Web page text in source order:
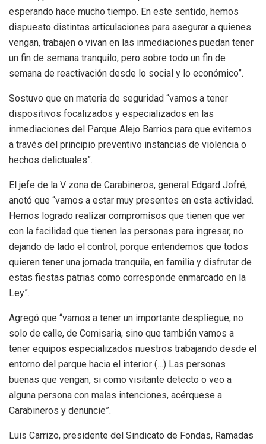
esperando hace mucho tiempo. En este sentido, hemos
dispuesto distintas articulaciones para asegurar a quienes
vengan, trabajen o vivan en las inmediaciones puedan tener
un fin de semana tranquilo, pero sobre todo un fin de
semana de reactivación desde lo social y lo económico”.
Sostuvo que en materia de seguridad “vamos a tener
dispositivos focalizados y especializados en las
inmediaciones del Parque Alejo Barrios para que evitemos
a través del principio preventivo instancias de violencia o
hechos delictuales”.
El jefe de la V zona de Carabineros, general Edgard Jofré,
anotó que “vamos a estar muy presentes en esta actividad.
Hemos logrado realizar compromisos que tienen que ver
con la facilidad que tienen las personas para ingresar, no
dejando de lado el control, porque entendemos que todos
quieren tener una jornada tranquila, en familia y disfrutar de
estas fiestas patrias como corresponde enmarcado en la
Ley”.
Agregó que “vamos a tener un importante despliegue, no
solo de calle, de Comisaria, sino que también vamos a
tener equipos especializados nuestros trabajando desde el
entorno del parque hacia el interior (…) Las personas
buenas que vengan, si como visitante detecto o veo a
alguna persona con malas intenciones, acérquese a
Carabineros y denuncie”.
Luis Carrizo, presidente del Sindicato de Fondas, Ramadas